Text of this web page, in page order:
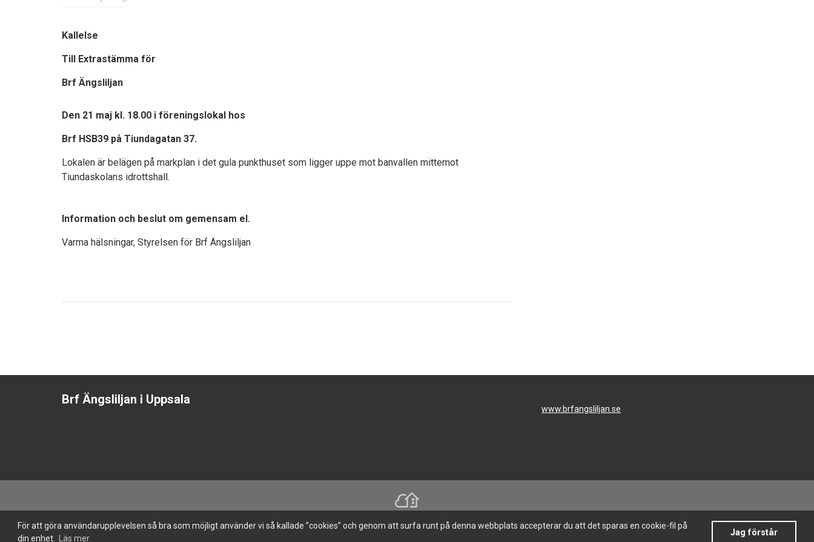
För att göra användarupplevelsen så bra som möjligt använder vi så kallade ”cookies” och genom att surfa runt på denna webbplats accepterar du att det sparas en cookie-fil på
din enhet. Läs mer
Jag förstår
Kallelse
Till Extrastämma för
Brf Ängsliljan
Den 21 maj kl. 18.00 i föreningslokal hos
Brf HSB39 på Tiundagatan 37.
Lokalen är belägen på markplan i det gula punkthuset som ligger uppe mot banvallen mittemot
Tiundaskolans idrottshall.
Information och beslut om gemensam el.
Varma hälsningar, Styrelsen för Brf Ängsliljan
Brf Ängsliljan i Uppsala
www.brfangsliljan.se
Denna hemsida är byggd med Smart Brf ®